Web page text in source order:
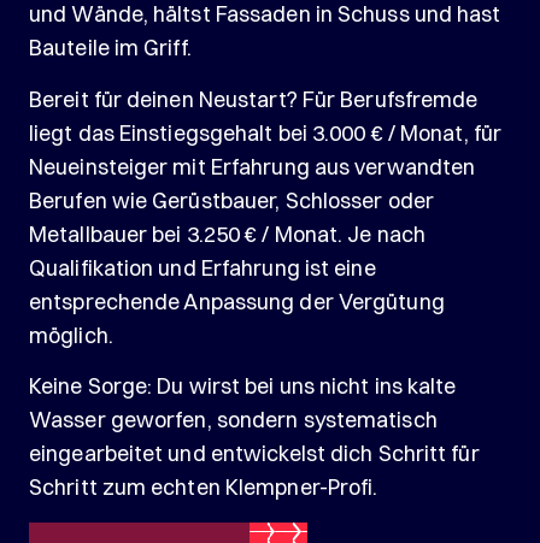
und Wände, hältst Fassaden in Schuss und hast
Bauteile im Griff.
Bereit für deinen Neustart? Für Berufsfremde
liegt das Einstiegsgehalt bei 3.000 € / Monat, für
Neueinsteiger mit Erfahrung aus verwandten
Berufen wie Gerüstbauer, Schlosser oder
Metallbauer bei 3.250 € / Monat. Je nach
Qualifikation und Erfahrung ist eine
entsprechende Anpassung der Vergütung
möglich.
Keine Sorge: Du wirst bei uns nicht ins kalte
Wasser geworfen, sondern systematisch
eingearbeitet und entwickelst dich Schritt für
Schritt zum echten Klempner-Profi.